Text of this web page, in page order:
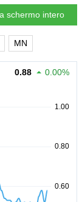
schermo intero
MN
0.88 0.00%